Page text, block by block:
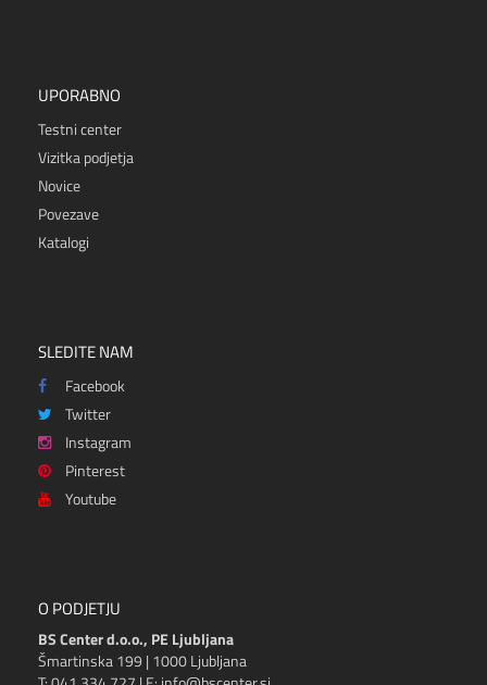
UPORABNO
Testni center
Vizitka podjetja
Novice
Povezave
Katalogi
SLEDITE NAM
Facebook
Twitter
Instagram
Pinterest
Youtube
O PODJETJU
BS Center d.o.o., PE Ljubljana
Šmartinska 199 | 1000 Ljubljana